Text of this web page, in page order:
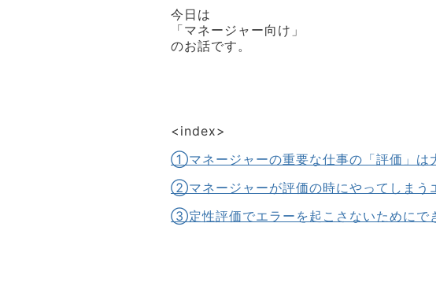
今日は
「マネージャー向け」
のお話です。
<index>
①マネージャーの重要な仕事の「評価」は
②マネージャーが評価の時にやってしまう
③定性評価でエラーを起こさないためにで